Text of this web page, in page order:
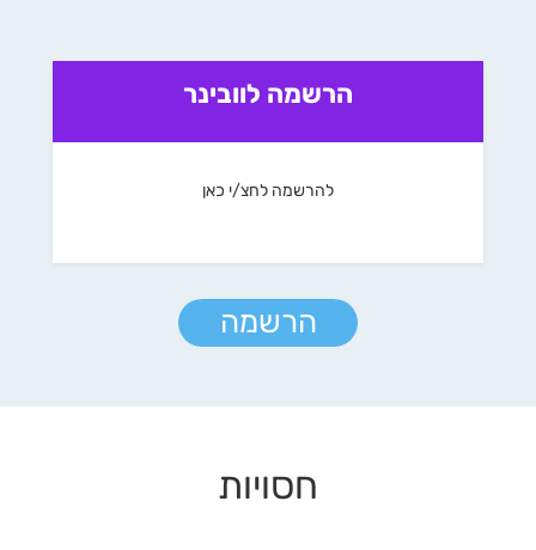
הרשמה לוובינר
להרשמה לחצ/י כאן
הרשמה
חסויות